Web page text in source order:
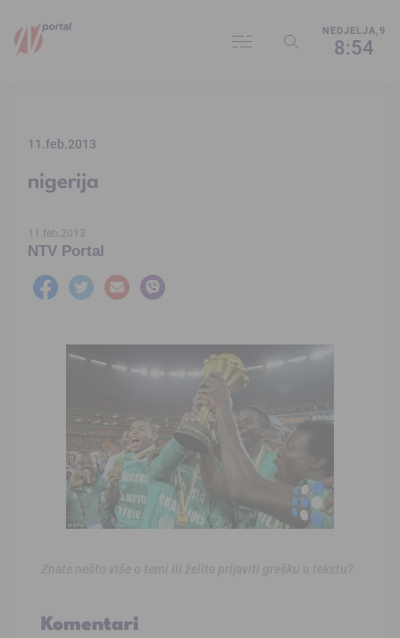
NEDJELJA,9
8:54
11.feb.2013
nigerija
11.feb.2013
NTV Portal
Komentari